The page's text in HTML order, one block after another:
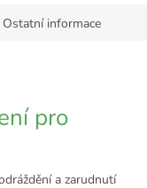
Ostatní informace
pro
a zarudnutí